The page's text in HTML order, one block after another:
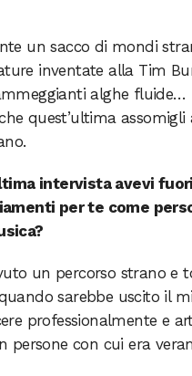
un sacco di mondi
inventate alla Tim
alghe
quest’ultima
intervista avevi
per te come
un percorso strano e
sarebbe uscito il
professionalmente e
persone con cui era